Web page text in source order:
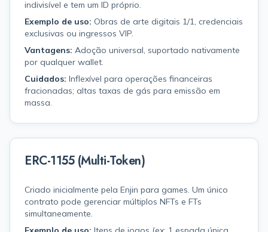
indivisível e tem um ID próprio.
Exemplo de uso: Obras de arte digitais 1/1, credenciais
exclusivas ou ingressos VIP.
Vantagens: Adoção universal, suportado nativamente
por qualquer wallet.
Cuidados: Inflexível para operações financeiras
fracionadas; altas taxas de gás para emissão em
massa.
ERC-1155 (Multi-Token)
Criado inicialmente pela Enjin para games. Um único
contrato pode gerenciar múltiplos NFTs e FTs
simultaneamente.